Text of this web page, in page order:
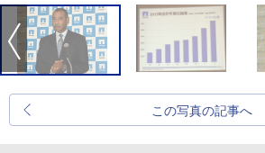
この写真の記事へ